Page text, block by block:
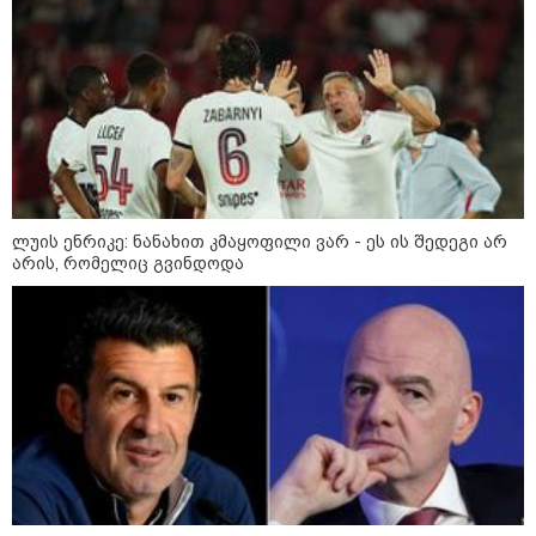
რა უნდა გავაკეთოთ პირველ
რიგში შუქის გამორთვისას: 5
მნიშვნელოვანი ნაბიჯი
1-დღიანი ტურები თბილისიდან:
სად წავიდეთ დილით და
დავბრუნდეთ საღამოს?
მსოფლიო
ლუის ენრიკე: ნანახით კმაყოფილი ვარ - ეს ის შედეგი არ
არის, რომელიც გვინდოდა